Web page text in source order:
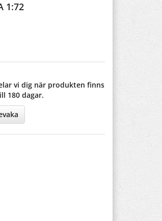
1:72
vi dig när produkten finns
180 dagar.